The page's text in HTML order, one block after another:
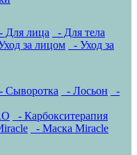
- Для лица
- Для тела
за лицом
- Уход за
- Сыворотка - Лосьон
-
- Карбокситерапия
- Маска Miracle